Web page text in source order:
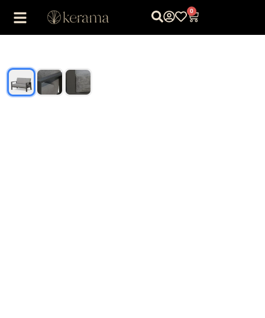
0